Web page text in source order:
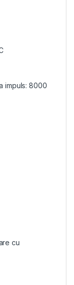
impuls: 8000
cu